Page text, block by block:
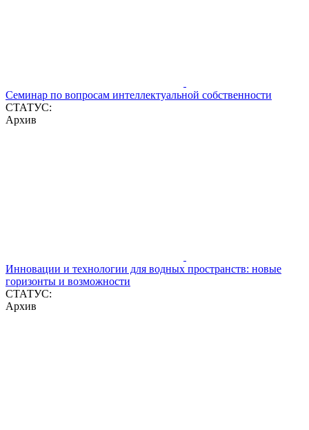
Семинар по вопросам интеллектуальной собственности
СТАТУС:
Архив
Инновации и технологии для водных пространств: новые
горизонты и возможности
СТАТУС:
Архив